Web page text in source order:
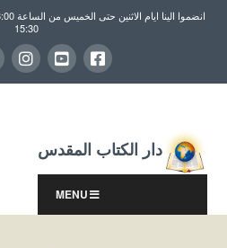
15:30
دار الكتاب المقدس
MENU